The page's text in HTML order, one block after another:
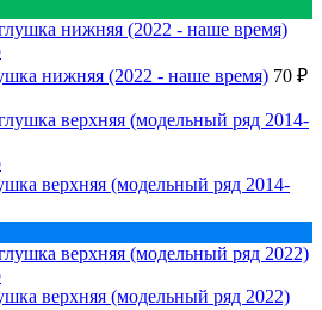
нижняя (2022 - наше время) 70 ₽
верхняя (модельный ряд 2014-
верхняя (модельный ряд 2022)